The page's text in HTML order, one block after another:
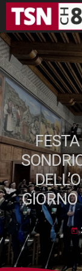
GIORNO
today